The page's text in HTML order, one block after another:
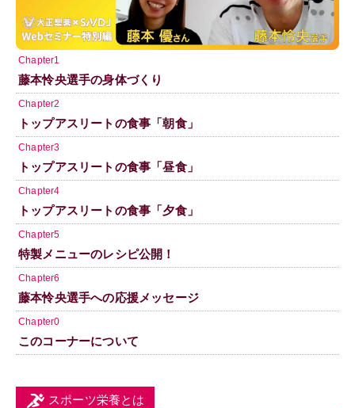
Chapter1
藤本怜央選手の身体づくり
Chapter2
トップアスリートの食事「朝食」
Chapter3
トップアスリートの食事「昼食」
Chapter4
トップアスリートの食事「夕食」
Chapter5
特製メニューのレシピ公開！
Chapter6
藤本怜央選手への応援メッセージ
Chapter0
このコーナーについて
スポーツ栄養とは